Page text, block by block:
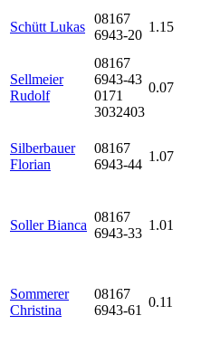
Schütt Lukas
08167
6943-20
1.15
Sellmeier
Rudolf
08167
6943-43
0171
3032403
0.07
Silberbauer
Florian
08167
6943-44
1.07
Soller Bianca
08167
6943-33
1.01
Sommerer
Christina
08167
6943-61
0.11